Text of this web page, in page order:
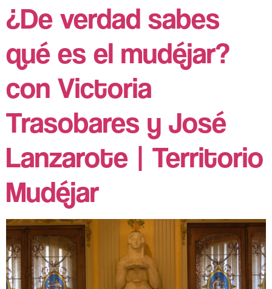
¿De verdad sabes
qué es el mudéjar?
con Victoria
Trasobares y José
Lanzarote | Territorio
Mudéjar